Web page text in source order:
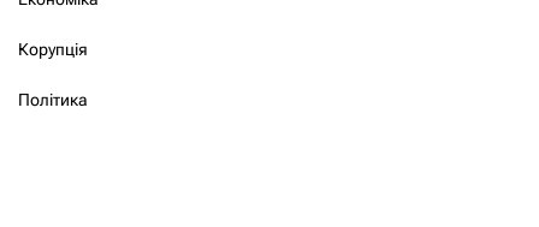
Корупція
Політика